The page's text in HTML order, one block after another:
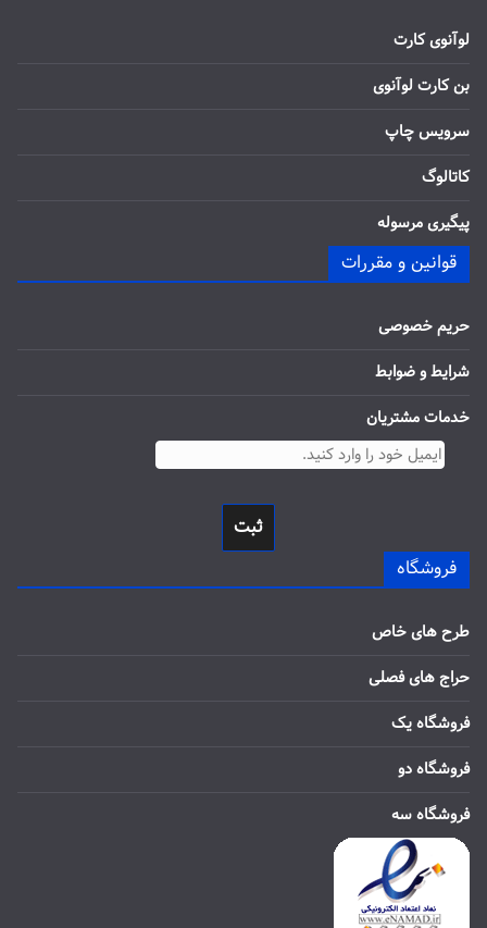
لوآنوی کارت
بن کارت لوآنوی
سرویس چاپ
کاتالوگ
پیگیری مرسوله
قوانین و مقررات
حریم خصوصی
شرایط و ضوابط
خدمات مشتریان
ثبت
فروشگاه
طرح های خاص
حراج های فصلی
فروشگاه یک
فروشگاه دو
فروشگاه سه